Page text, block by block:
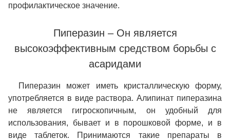
профилактическое значение.
Пиперазин – Он является
высокоэффективным средством борьбы с
асаридами
Пиперазин может иметь кристаллическую форму,
употребляется в виде раствора. Алипинат пиперазина
не является гигроскопичным, он удобный для
использования, бывает и в порошковой форме, и в
виде таблеток. Принимаются такие препараты в